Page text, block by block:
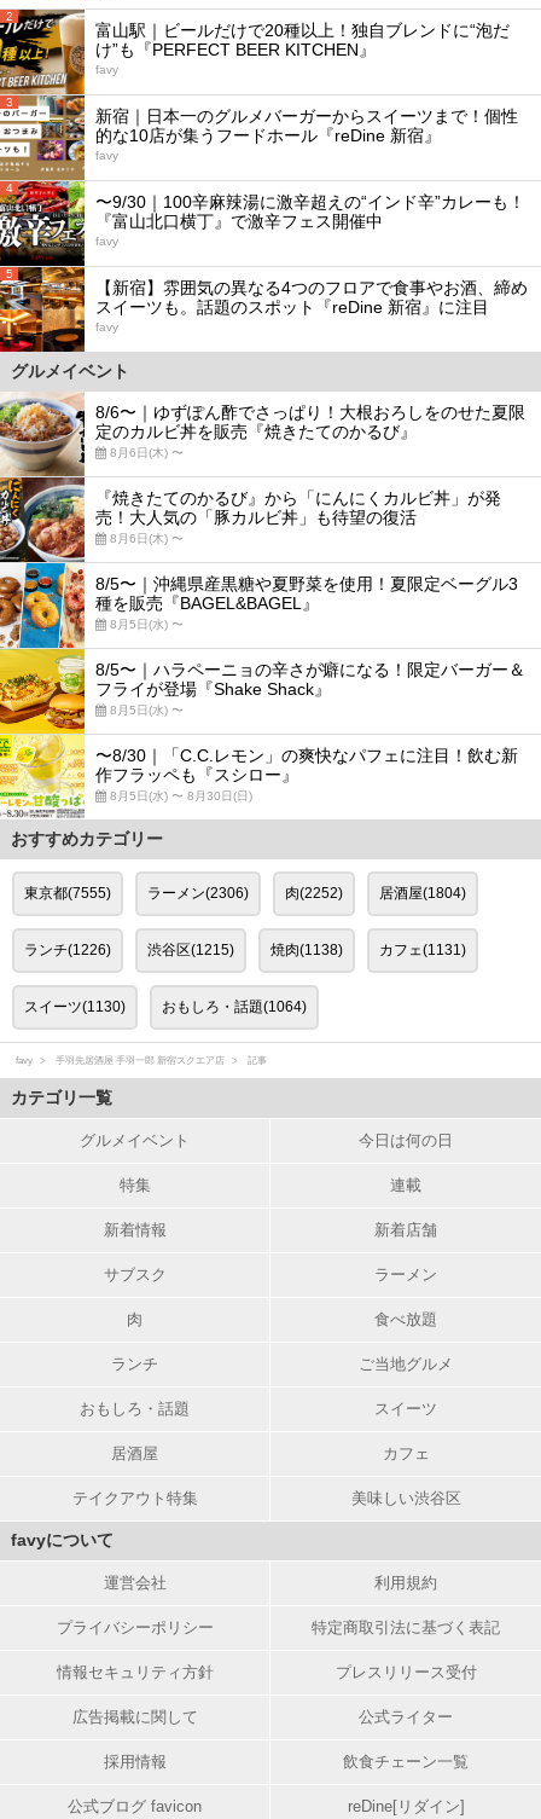
2
富山駅｜ビールだけで20種以上！独自ブレンドに“泡だ
け”も『PERFECT BEER KITCHEN』
favy
3
新宿｜日本一のグルメバーガーからスイーツまで！個性
的な10店が集うフードホール『reDine 新宿』
favy
4
〜9/30｜100辛麻辣湯に激辛超えの“インド辛”カレーも！
『富山北口横丁』で激辛フェス開催中
favy
5
【新宿】雰囲気の異なる4つのフロアで食事やお酒、締め
スイーツも。話題のスポット『reDine 新宿』に注目
favy
グルメイベント
8/6〜｜ゆずぽん酢でさっぱり！大根おろしをのせた夏限
定のカルビ丼を販売『焼きたてのかるび』
8月6日(木) 〜
『焼きたてのかるび』から「にんにくカルビ丼」が発
売！大人気の「豚カルビ丼」も待望の復活
8月6日(木) 〜
8/5〜｜沖縄県産黒糖や夏野菜を使用！夏限定ベーグル3
種を販売『BAGEL&BAGEL』
8月5日(水) 〜
8/5〜｜ハラペーニョの辛さが癖になる！限定バーガー＆
フライが登場『Shake Shack』
8月5日(水) 〜
〜8/30｜「C.C.レモン」の爽快なパフェに注目！飲む新
作フラッペも『スシロー』
8月5日(水) 〜 8月30日(日)
おすすめカテゴリー
東京都(7555) ラーメン(2306) 肉(2252) 居酒屋(1804)
ランチ(1226) 渋谷区(1215) 焼肉(1138) カフェ(1131)
スイーツ(1130) おもしろ・話題(1064)
favy 手羽先居酒屋 手羽一郎 新宿スクエア店 記事
カテゴリ一覧
グルメイベント 今日は何の日
特集 連載
新着情報 新着店舗
サブスク ラーメン
肉 食べ放題
ランチ ご当地グルメ
おもしろ・話題 スイーツ
居酒屋 カフェ
テイクアウト特集 美味しい渋谷区
favyについて
運営会社 利用規約
プライバシーポリシー 特定商取引法に基づく表記
情報セキュリティ方針 プレスリリース受付
広告掲載に関して 公式ライター
採用情報 飲食チェーン一覧
公式ブログ favicon reDine[リダイン]